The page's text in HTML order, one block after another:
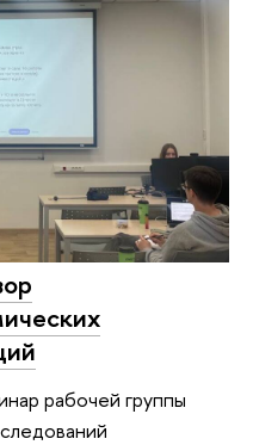
рабочей группы